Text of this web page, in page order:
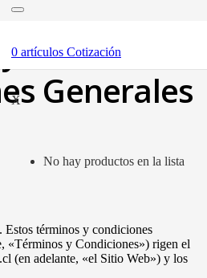
0 artículos Cotización
X
No hay productos en la lista
Generales
términos y condiciones
«Términos y Condiciones») rigen el
(en adelante, «el Sitio Web») y los